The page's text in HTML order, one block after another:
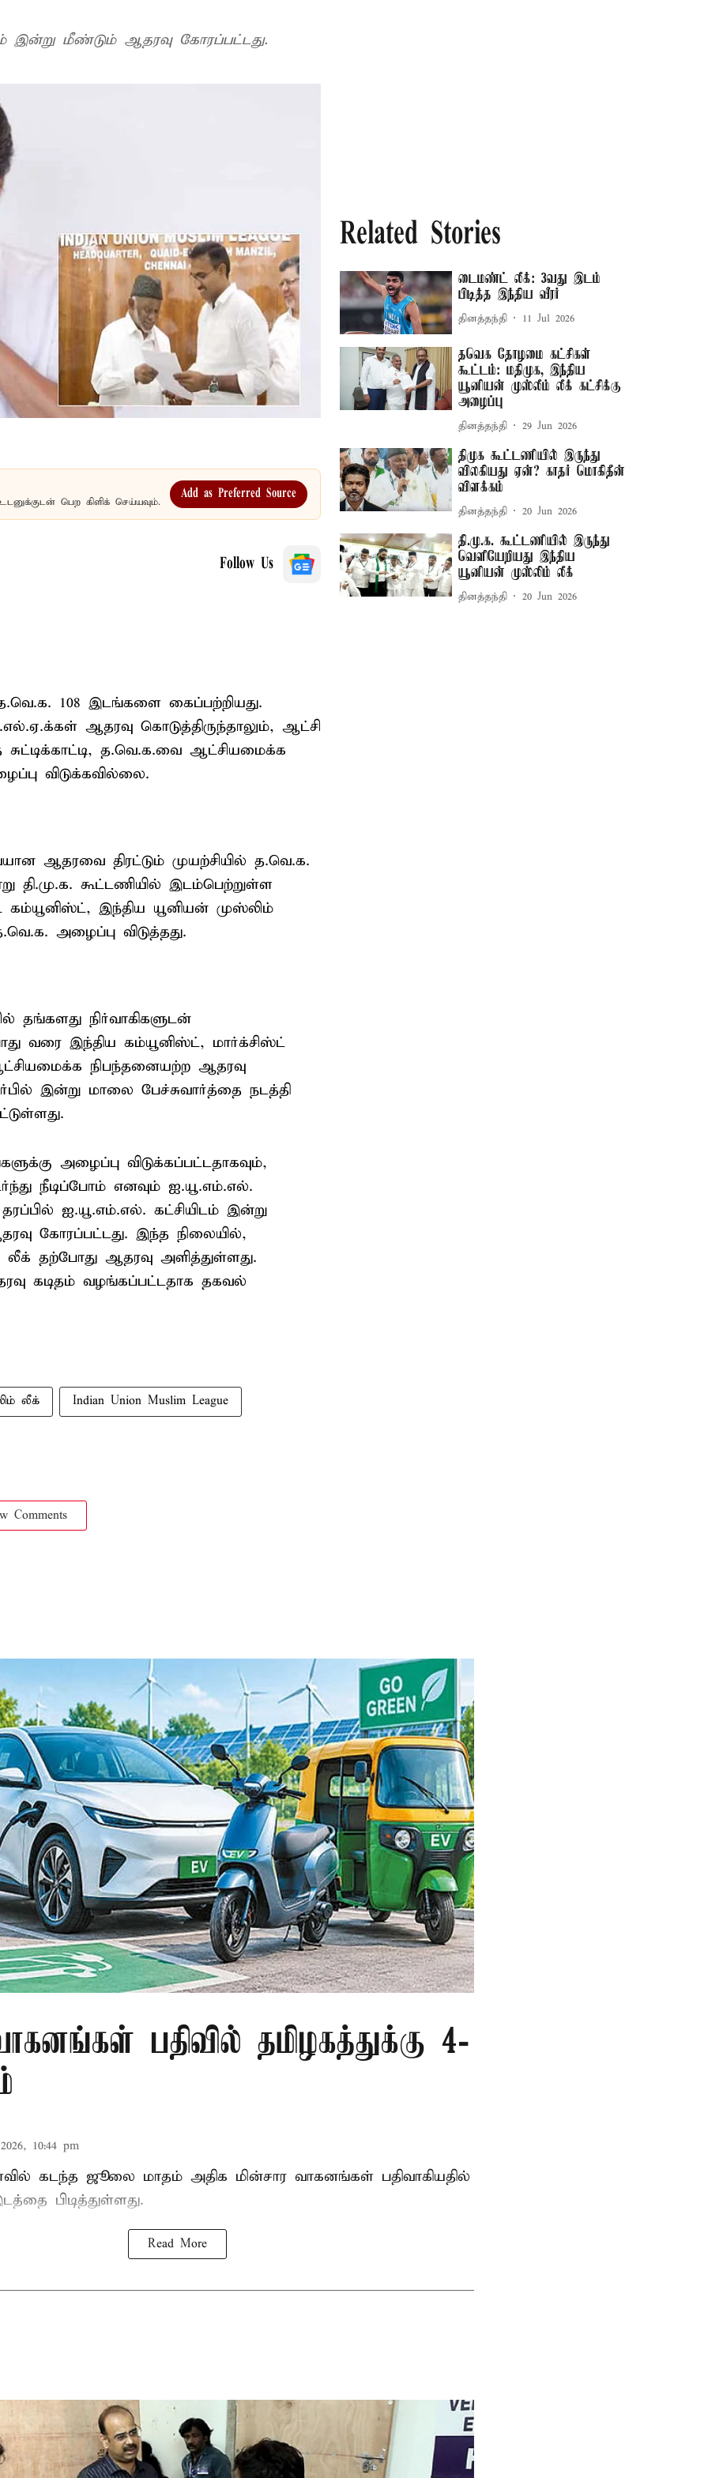
இன்று மீண்டும் ஆதரவு கோரப்பட்டது.
பெற கிளிக் செய்யவும்.
Add as Preferred Source
Follow Us
108 இடங்களை கைப்பற்றியது.
ஆதரவு கொடுத்திருந்தாலும், ஆட்சி
த.வெ.க.வை ஆட்சியமைக்க
விடுக்கவில்லை.
ஆதரவை திரட்டும் முயற்சியில் த.வெ.க.
தி.மு.க. கூட்டணியில் இடம்பெற்றுள்ள
கம்யூனிஸ்ட், இந்திய யூனியன் முஸ்லிம்
அழைப்பு விடுத்தது.
தங்களது நிர்வாகிகளுடன்
வரை இந்திய கம்யூனிஸ்ட், மார்க்சிஸ்ட்
நிபந்தனையற்ற ஆதரவு
இன்று மாலை பேச்சுவார்த்தை நடத்தி
அழைப்பு விடுக்கப்பட்டதாகவும்,
நீடிப்போம் எனவும் ஐ.யூ.எம்.எல்.
தரப்பில் ஐ.யூ.எம்.எல். கட்சியிடம் இன்று
கோரப்பட்டது. இந்த நிலையில்,
லீக் தற்போது ஆதரவு அளித்துள்ளது.
கடிதம் வழங்கப்பட்டதாக தகவல்
லீக் Indian Union Muslim League
Comments
Related Stories
டைமண்ட் லீக்: 3வது இடம்
பிடித்த இந்திய வீரர்
தினத்தந்தி 11 Jul 2026
தவெக தோழமை கட்சிகள்
கூட்டம்: மதிமுக, இந்திய
யூனியன் முஸ்லீம் லீக் கட்சிக்கு
அழைப்பு
தினத்தந்தி 29 Jun 2026
திமுக கூட்டணியில் இருந்து
விலகியது ஏன்? காதர் மொகிதீன்
விளக்கம்
தினத்தந்தி 20 Jun 2026
தி.மு.க. கூட்டணியில் இருந்து
வெளியேறியது இந்திய
யூனியன் முஸ்லிம் லீக்
தினத்தந்தி 20 Jun 2026
பதிவில் தமிழகத்துக்கு 4-
10:44 pm
கடந்த ஜூலை மாதம் அதிக மின்சார வாகனங்கள் பதிவாகியதில்
பிடித்துள்ளது.
Read More